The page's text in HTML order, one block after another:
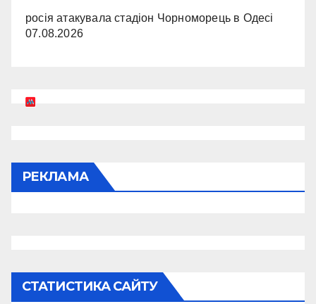
росія атакувала стадіон Чорноморець в Одесі
07.08.2026
РЕКЛАМА
СТАТИСТИКА САЙТУ